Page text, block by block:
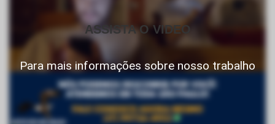
ASSISTA O VIDEO
Para mais informações sobre nosso trabalho